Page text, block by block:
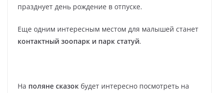
празднует день рождение в отпуске.
Еще одним интересным местом для малышей станет
контактный зоопарк и парк статуй.
На поляне сказок будет интересно посмотреть на